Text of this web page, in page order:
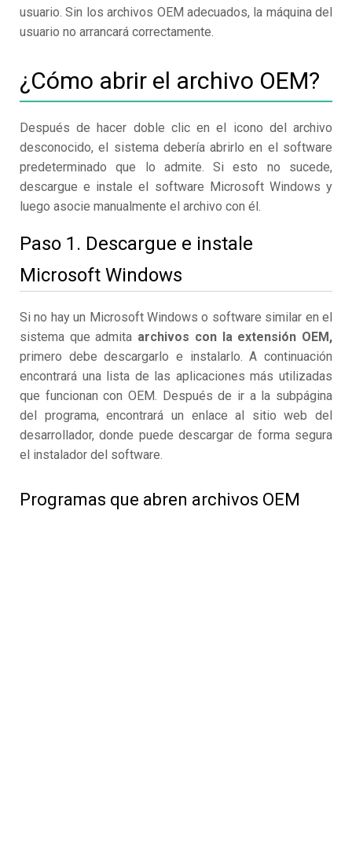
usuario. Sin los archivos OEM adecuados, la máquina del
usuario no arrancará correctamente.
¿Cómo abrir el archivo OEM?
Después de hacer doble clic en el icono del archivo
desconocido, el sistema debería abrirlo en el software
predeterminado que lo admite. Si esto no sucede,
descargue e instale el software Microsoft Windows y
luego asocie manualmente el archivo con él.
Paso 1. Descargue e instale
Microsoft Windows
Si no hay un Microsoft Windows o software similar en el
sistema que admita archivos con la extensión OEM,
primero debe descargarlo e instalarlo. A continuación
encontrará una lista de las aplicaciones más utilizadas
que funcionan con OEM. Después de ir a la subpágina
del programa, encontrará un enlace al sitio web del
desarrollador, donde puede descargar de forma segura
el instalador del software.
Programas que abren archivos OEM